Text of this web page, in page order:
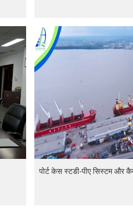
पोर्ट केस स्टडी-पीए सिस्टम और